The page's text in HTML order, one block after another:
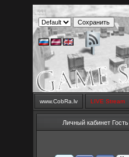
www.CobRa.lv LIVE Stream
Личный кабинет Гость